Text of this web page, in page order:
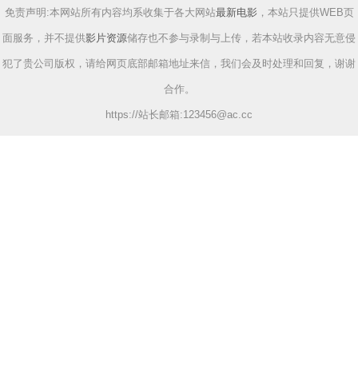
免责声明:本网站所有内容均系收集于各大网站最新电影 ，本站只提供WEB页
面服务，并不提供影片资源储存也不参与录制与上传，若本站收录内容无意侵
犯了贵公司版权，请给网页底部邮箱地址来信，我们会及时处理和回复，谢谢
合作。
https://站长邮箱:123456@ac.cc